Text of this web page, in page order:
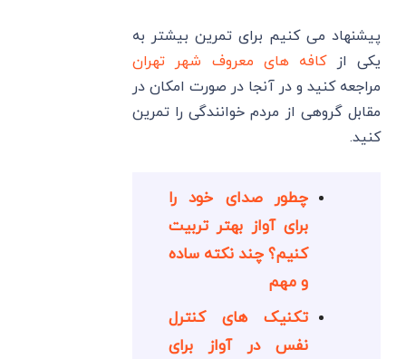
پیشنهاد می کنیم برای تمرین بیشتر به
یکی ازکافه های معروف شهر تهران
مراجعه کنید و در آنجا در صورت امکان در
مقابل گروهی از مردم خوانندگی را تمرین
کنید.
چطور صدای خود را
برای آواز بهتر تربیت
کنیم؟ چند نکته ساده
و مهم
تکنیک های کنترل
نفس در آواز برای